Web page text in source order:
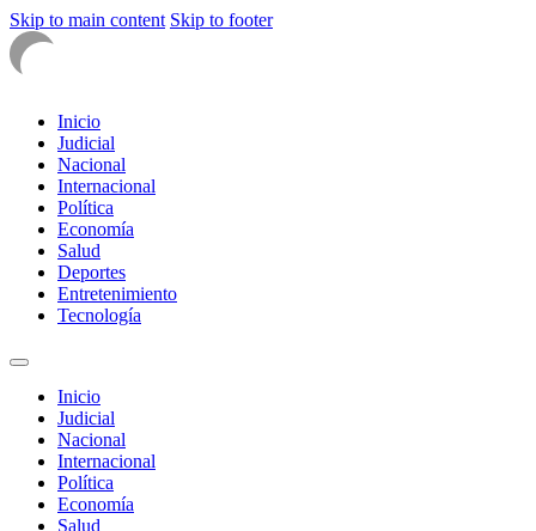
Skip to main content Skip to footer
Inicio
Judicial
Nacional
Internacional
Política
Economía
Salud
Deportes
Entretenimiento
Tecnología
Inicio
Judicial
Nacional
Internacional
Política
Economía
Salud